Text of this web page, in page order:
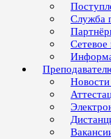
Служба
Сетевое